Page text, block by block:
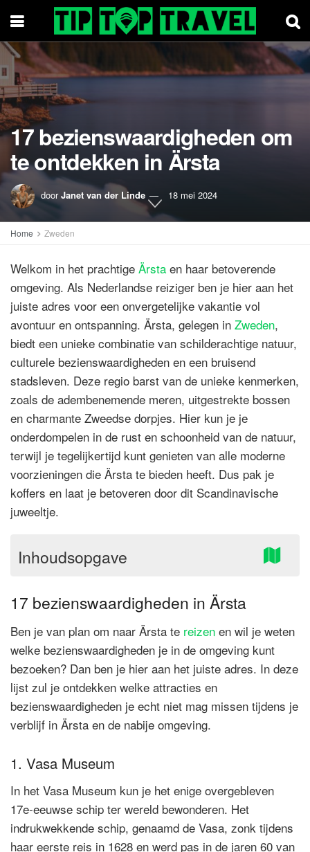
17 bezienswaardigheden om
te ontdekken in Ärsta
door Janet van der Linde 18 mei 2024
Home Zweden
Welkom in het prachtige Ärsta en haar betoverende
omgeving. Als Nederlandse reiziger ben je hier aan het
juiste adres voor een onvergetelijke vakantie vol
avontuur en ontspanning. Ärsta, gelegen in Zweden,
biedt een unieke combinatie van schilderachtige natuur,
culturele bezienswaardigheden en een bruisend
stadsleven. Deze regio barst van de unieke kenmerken,
zoals de adembenemende meren, uitgestrekte bossen
en charmante Zweedse dorpjes. Hier kun je je
onderdompelen in de rust en schoonheid van de natuur,
terwijl je tegelijkertijd kunt genieten van alle moderne
voorzieningen die Ärsta te bieden heeft. Dus pak je
koffers en laat je betoveren door dit Scandinavische
juweeltje.
Inhoudsopgave
17 bezienswaardigheden in Ärsta
Ben je van plan om naar Ärsta te reizen en wil je weten
welke bezienswaardigheden je in de omgeving kunt
bezoeken? Dan ben je hier aan het juiste adres. In deze
lijst zul je ontdekken welke attracties en
bezienswaardigheden je echt niet mag missen tijdens je
verblijf in Ärsta en de nabije omgeving.
1. Vasa Museum
In het Vasa Museum kun je het enige overgebleven
17e-eeuwse schip ter wereld bewonderen. Het
indrukwekkende schip, genaamd de Vasa, zonk tijdens
haar eerste reis in 1628 en werd pas in de jaren 60 van